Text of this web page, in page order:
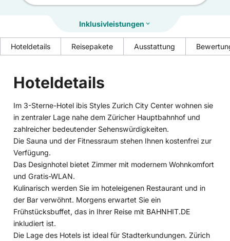
Inklusivleistungen
Hoteldetails Reisepakete Ausstattung
Hoteldetails
Im 3-Sterne-Hotel ibis Styles Zurich City Center wohnen sie
in zentraler Lage nahe dem Züricher Hauptbahnhof und
zahlreicher bedeutender Sehenswürdigkeiten.
Die Sauna und der Fitnessraum stehen Ihnen kostenfrei zur
Verfügung.
Das Designhotel bietet Zimmer mit modernem Wohnkomfort
und Gratis-WLAN.
Kulinarisch werden Sie im hoteleigenen Restaurant und in
der Bar verwöhnt. Morgens erwartet Sie ein
Frühstücksbuffet, das in Ihrer Reise mit BAHNHIT.DE
inkludiert ist.
Die Lage des Hotels ist ideal für Stadterkundungen. Zürich